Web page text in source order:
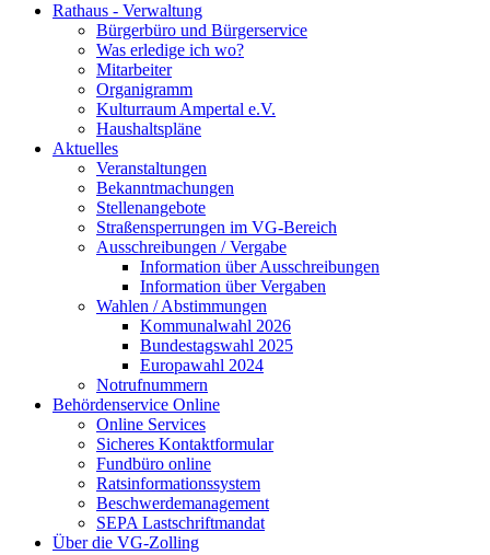
Rathaus - Verwaltung
Bürgerbüro und Bürgerservice
Was erledige ich wo?
Mitarbeiter
Organigramm
Kulturraum Ampertal e.V.
Haushaltspläne
Aktuelles
Veranstaltungen
Bekanntmachungen
Stellenangebote
Straßensperrungen im VG-Bereich
Ausschreibungen / Vergabe
Information über Ausschreibungen
Information über Vergaben
Wahlen / Abstimmungen
Kommunalwahl 2026
Bundestagswahl 2025
Europawahl 2024
Notrufnummern
Behördenservice Online
Online Services
Sicheres Kontaktformular
Fundbüro online
Ratsinformationssystem
Beschwerdemanagement
SEPA Lastschriftmandat
Über die VG-Zolling